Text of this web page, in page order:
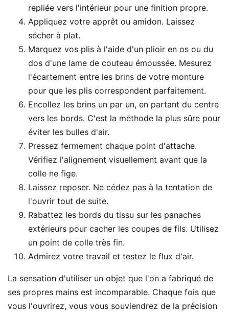
repliée vers l'intérieur pour une finition propre.
Appliquez votre apprêt ou amidon. Laissez
sécher à plat.
Marquez vos plis à l'aide d'un plioir en os ou du
dos d'une lame de couteau émoussée. Mesurez
l'écartement entre les brins de votre monture
pour que les plis correspondent parfaitement.
Encollez les brins un par un, en partant du centre
vers les bords. C'est la méthode la plus sûre pour
éviter les bulles d'air.
Pressez fermement chaque point d'attache.
Vérifiez l'alignement visuellement avant que la
colle ne fige.
Laissez reposer. Ne cédez pas à la tentation de
l'ouvrir tout de suite.
Rabattez les bords du tissu sur les panaches
extérieurs pour cacher les coupes de fils. Utilisez
un point de colle très fin.
Admirez votre travail et testez le flux d'air.
La sensation d'utiliser un objet que l'on a fabriqué de
ses propres mains est incomparable. Chaque fois que
vous l'ouvrirez, vous vous souviendrez de la précision